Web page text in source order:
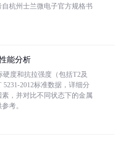
杭州士兰微电子官方规格书
能分析
度和抗拉强度（包括T2及
2012标准数据，详细分
，并对比不同状态下的金属
考。